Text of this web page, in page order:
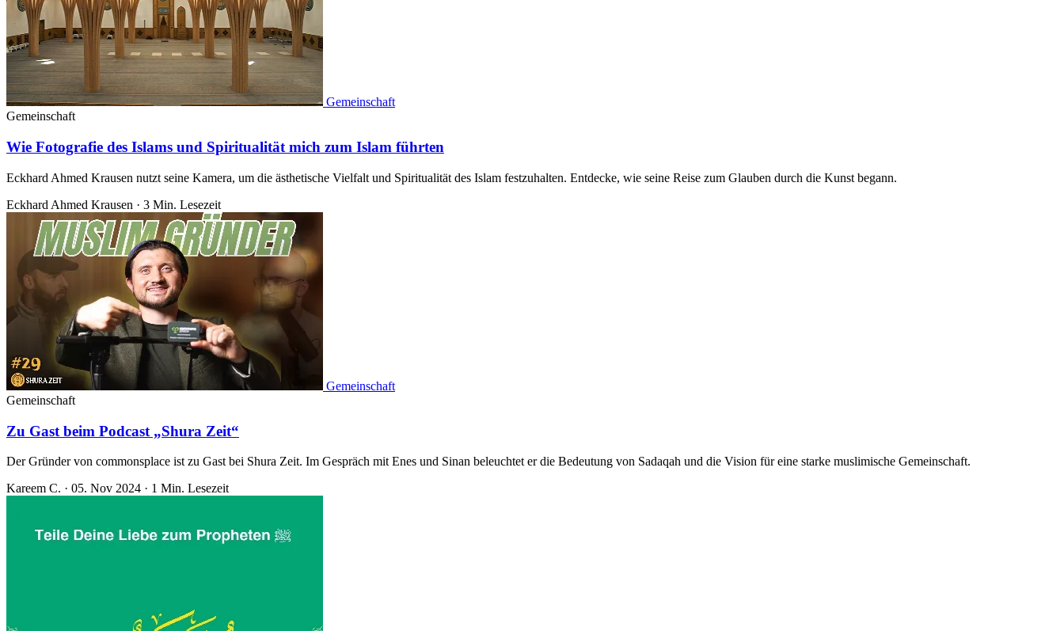
Gemeinschaft
Gemeinschaft
Wie Fotografie des Islams und Spiritualität mich zum Islam führten
Eckhard Ahmed Krausen nutzt seine Kamera, um die ästhetische Vielfalt und Spiritualität des Islam festzuhalten. Entdecke, wie seine Reise zum Glauben durch die Kunst begann.
Eckhard Ahmed Krausen · 3 Min. Lesezeit
Gemeinschaft
Gemeinschaft
Zu Gast beim Podcast „Shura Zeit“
Der Gründer von commonsplace ist zu Gast bei Shura Zeit. Im Gespräch mit Enes und Sinan beleuchtet er die Bedeutung von Sadaqah und die Vision für eine starke muslimische Gemeinschaft.
Kareem C. · 05. Nov 2024 · 1 Min. Lesezeit